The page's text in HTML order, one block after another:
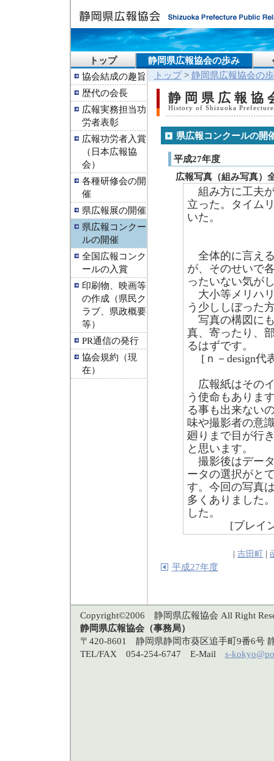
トップ 静岡県広報協会の歩み
協会結成の趣旨
歴代の会長
広報実務担当功
労者表彰
広報功労者入賞
（日本広報協
会）
各種研修会の開
催
県広報展の開催
県広報コンクー
ルの開催
全国広報コンク
ールの入賞
印刷物、映画等
の作成（県民ク
ラブ、県政概要
等）
PR通信の発行
協会規約（現
在）
トップ> 静岡県広報協会の
静岡県広報協
History of Shizuoka
県広報コンクールの開
平成27年度
広報写真（組み写真）
組み方に工夫
立った。タイム
いた。
全体的に言え
が、そのせいで
ったいない気が
大小等メリハ
う少ししぼった
写真の構図に
真、寄ったり、
るはずです。
[ｎ－design
広報紙はその
う使命もありま
る事も出来ない
味や撮影者の意
廻りまで目が行
と思います。
撮影後はデー
ータの選択がと
す。今回の写真
多くありました
した。
[ブレイ
吉田町
平成27年度
Copyright©2006 静岡県広報協会 All Right
静岡県広報協会（事務局）
〒420-8601 静岡県静岡市葵区追手町9番6号
TEL/FAX 054-254-6747 E-Mail s-